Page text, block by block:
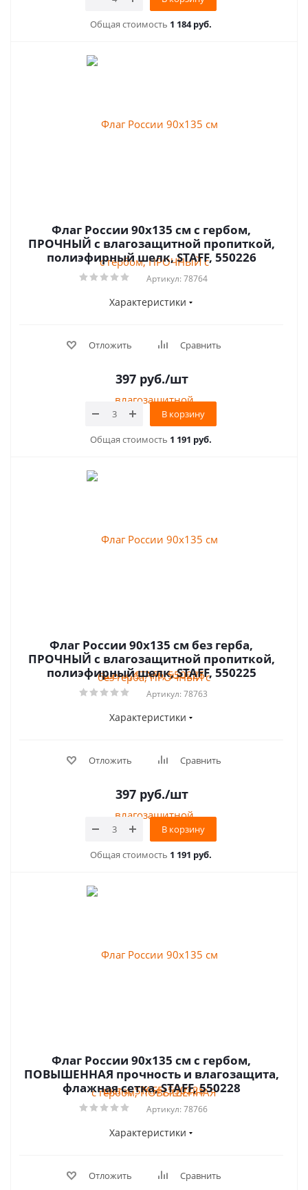
Общая стоимость 1 184 руб.
Флаг России 90х135 см с гербом,
ПРОЧНЫЙ с влагозащитной пропиткой,
полиэфирный шелк, STAFF, 550226
Артикул: 78764
Характеристики
Отложить Сравнить
397руб./шт
В корзину
Общая стоимость 1 191 руб.
Флаг России 90х135 см без герба,
ПРОЧНЫЙ с влагозащитной пропиткой,
полиэфирный шелк, STAFF, 550225
Артикул: 78763
Характеристики
Отложить Сравнить
397руб./шт
В корзину
Общая стоимость 1 191 руб.
Флаг России 90х135 см с гербом,
ПОВЫШЕННАЯ прочность и влагозащита,
флажная сетка, STAFF, 550228
Артикул: 78766
Характеристики
Отложить Сравнить